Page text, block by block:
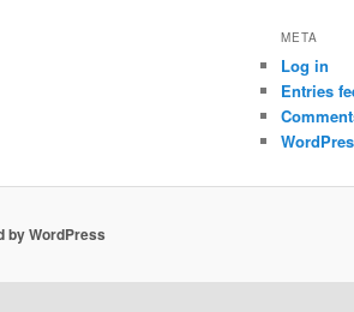
META
Log in
Entries
by WordPress